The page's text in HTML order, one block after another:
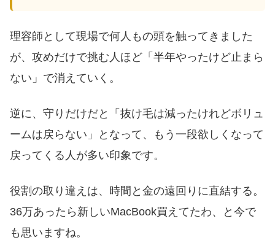
理容師として現場で何人もの頭を触ってきました
が、攻めだけで挑む人ほど「半年やったけど止まら
ない」で消えていく。
逆に、守りだけだと「抜け毛は減ったけれどボリュ
ームは戻らない」となって、もう一段欲しくなって
戻ってくる人が多い印象です。
役割の取り違えは、時間と金の遠回りに直結する。
36万あったら新しいMacBook買えてたわ、と今で
も思いますね。